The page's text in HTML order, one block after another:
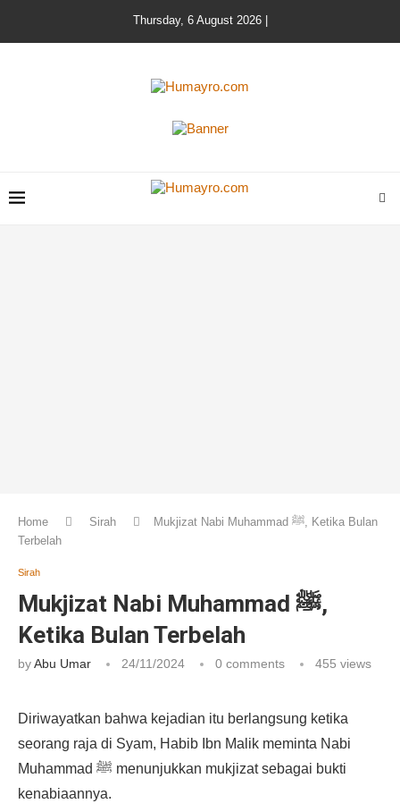
Thursday, 6 August 2026 |
Home Sirah
Mukjizat Nabi Muhammad ﷺ, Ketika Bulan
Terbelah
Sirah
Mukjizat Nabi Muhammad ﷺ,
Ketika Bulan Terbelah
byAbu Umar 24/11/2024 0 comments 455 views
Diriwayatkan bahwa kejadian itu berlangsung ketika
seorang raja di Syam, Habib Ibn Malik meminta Nabi
Muhammad ﷺ menunjukkan mukjizat sebagai bukti
kenabiaannya.